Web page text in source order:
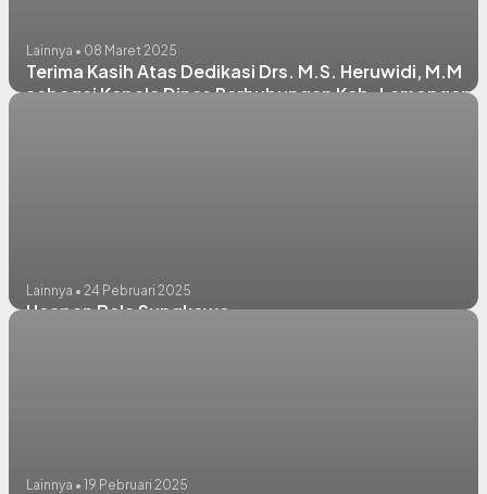
Lainnya • 08 Maret 2025
Terima Kasih Atas Dedikasi Drs. M.S. Heruwidi, M.M
sebagai Kepala Dinas Perhubungan Kab. Lamongan
Lainnya • 24 Pebruari 2025
Ucapan Bela Sungkawa
Lainnya • 19 Pebruari 2025